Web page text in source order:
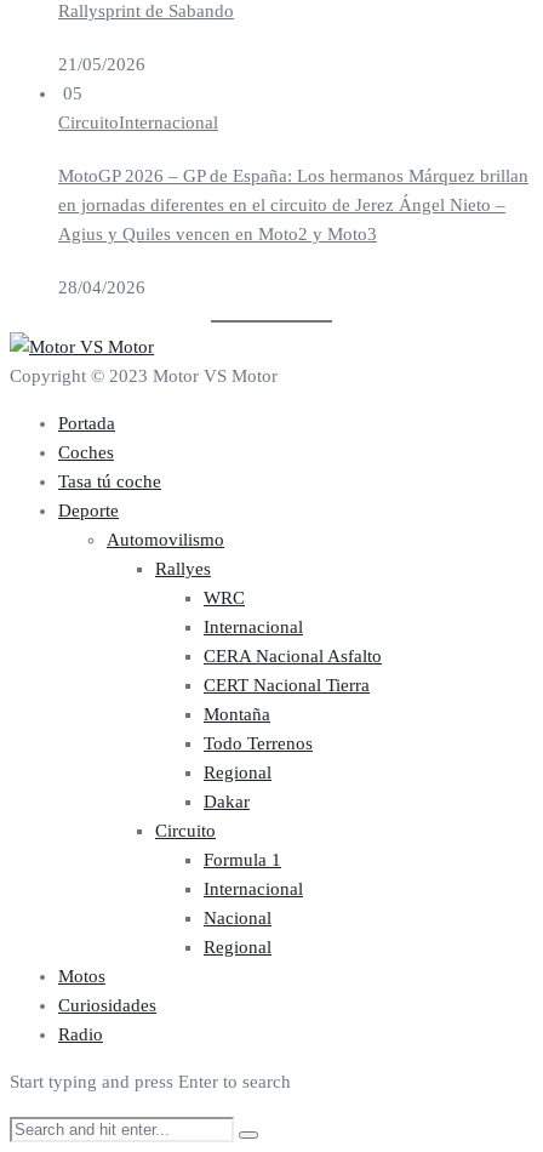
Rallysprint de Sabando
21/05/2026
05
CircuitoInternacional
MotoGP 2026 – GP de España: Los hermanos Márquez brillan
en jornadas diferentes en el circuito de Jerez Ángel Nieto –
Agius y Quiles vencen en Moto2 y Moto3
28/04/2026
Copyright © 2023 Motor VS Motor
Portada
Coches
Tasa tú coche
Deporte
Automovilismo
Rallyes
WRC
Internacional
CERA Nacional Asfalto
CERT Nacional Tierra
Montaña
Todo Terrenos
Regional
Dakar
Circuito
Formula 1
Internacional
Nacional
Regional
Motos
Curiosidades
Radio
Start typing and press Enter to search